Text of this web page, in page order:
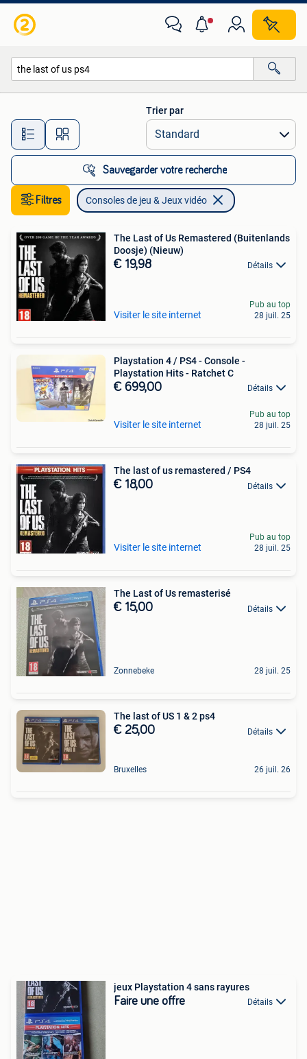
Toutes les distances…
Trier par
Sauvegarder votre recherche
Filtres Consoles de jeu & Jeux vidéo
The Last of Us Remastered (Buitenlands
Doosje) (Nieuw)
€ 19,98 Détails
Visiter le site internet
Pub au top
28 juil. 25
Playstation 4 / PS4 - Console -
Playstation Hits - Ratchet C
€ 699,00 Détails
Visiter le site internet
Pub au top
28 juil. 25
The last of us remastered / PS4
€ 18,00 Détails
Visiter le site internet
Pub au top
28 juil. 25
The Last of Us remasterisé
€ 15,00 Détails
Zonnebeke 28 juil. 25
The last of US 1 & 2 ps4
€ 25,00 Détails
Bruxelles 26 juil. 26
jeux Playstation 4 sans rayures
Faire une offre Détails